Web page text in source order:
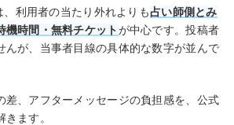
利用者の当たり外れよりも占い師側とみ
機時間・無料チケットが中心です。投稿者
んが、当事者目線の具体的な数字が並んで
差、アフターメッセージの負担感を、公式
ます。